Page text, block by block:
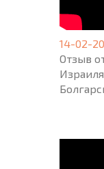
14-02-
Отзыв